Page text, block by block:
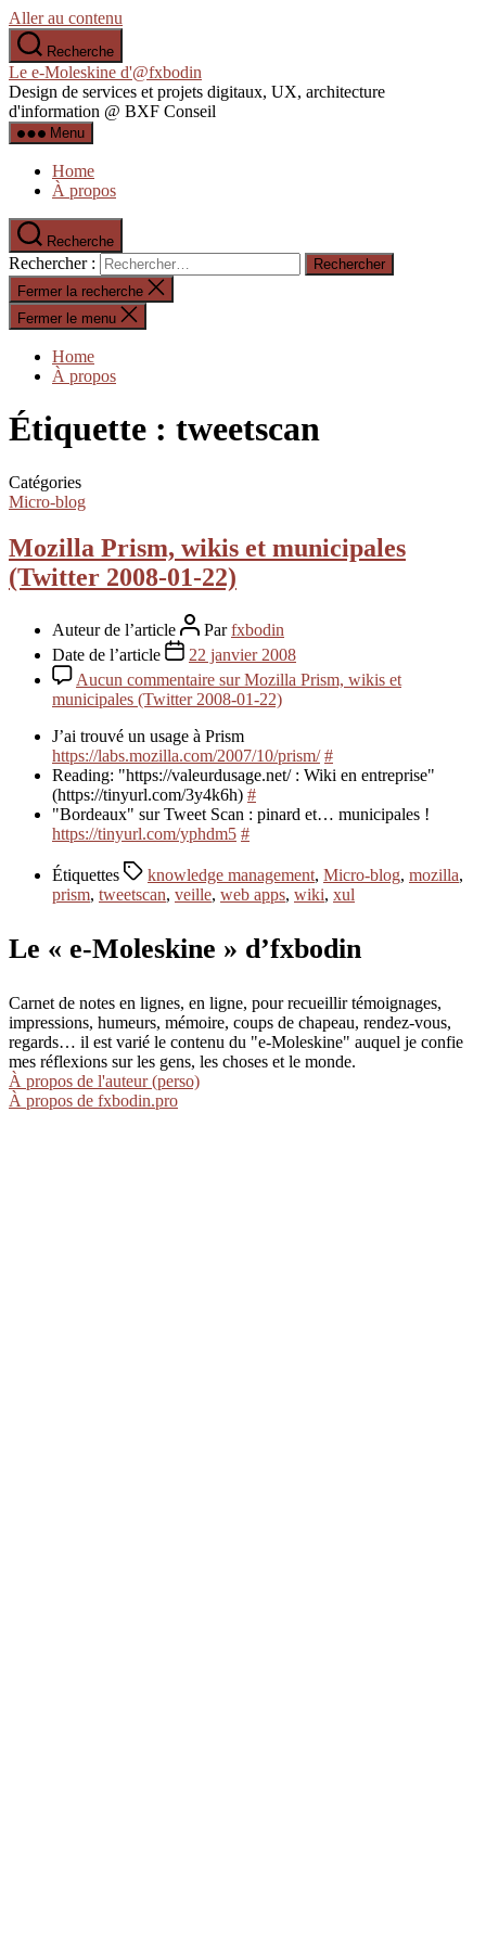
Aller au contenu
Recherche
Le e-Moleskine d'@fxbodin
Design de services et projets digitaux, UX, architecture
d'information @ BXF Conseil
Menu
Home
À propos
Recherche
Rechercher :
Fermer la recherche
Fermer le menu
Home
À propos
Étiquette : tweetscan
Catégories
Micro-blog
Mozilla Prism, wikis et municipales
(Twitter 2008-01-22)
Auteur de l’article Parfxbodin
Date de l’article
22 janvier 2008
Aucun commentaire sur Mozilla Prism, wikis et
municipales (Twitter 2008-01-22)
J’ai trouvé un usage à Prism
https://labs.mozilla.com/2007/10/prism/ #
Reading: "https://valeurdusage.net/ : Wiki en entreprise"
(https://tinyurl.com/3y4k6h) #
"Bordeaux" sur Tweet Scan : pinard et… municipales !
https://tinyurl.com/yphdm5 #
Étiquettes knowledge management, Micro-blog, mozilla,
prism, tweetscan, veille, web apps, wiki, xul
Le « e-Moleskine » d’fxbodin
Carnet de notes en lignes, en ligne, pour recueillir témoignages,
impressions, humeurs, mémoire, coups de chapeau, rendez-vous,
regards… il est varié le contenu du "e-Moleskine" auquel je confie
mes réflexions sur les gens, les choses et le monde.
À propos de l'auteur (perso)
À propos de fxbodin.pro